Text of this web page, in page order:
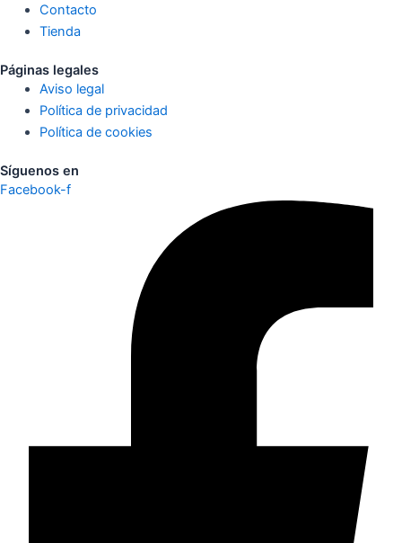
Contacto
Tienda
Páginas legales
Aviso legal
Política de privacidad
Política de cookies
Síguenos en
Facebook-f